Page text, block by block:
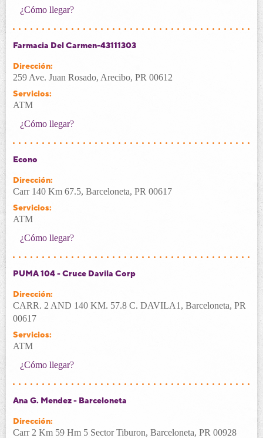
¿Cómo llegar?
Farmacia Del Carmen-43111303
Dirección:
259 Ave. Juan Rosado, Arecibo, PR 00612
Servicios:
ATM
¿Cómo llegar?
Econo
Dirección:
Carr 140 Km 67.5, Barceloneta, PR 00617
Servicios:
ATM
¿Cómo llegar?
PUMA 104 - Cruce Davila Corp
Dirección:
CARR. 2 AND 140 KM. 57.8 C. DAVILA1, Barceloneta, PR
00617
Servicios:
ATM
¿Cómo llegar?
Ana G. Mendez - Barceloneta
Dirección:
Carr 2 Km 59 Hm 5 Sector Tiburon, Barceloneta, PR 00928